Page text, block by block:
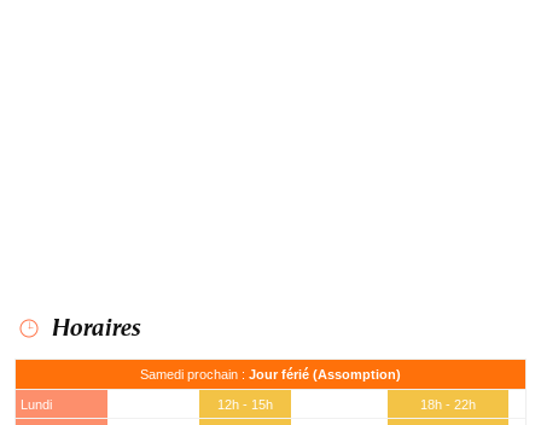
Horaires
Samedi prochain : Jour férié (Assomption)
Lundi 12h - 15h
18h - 22h